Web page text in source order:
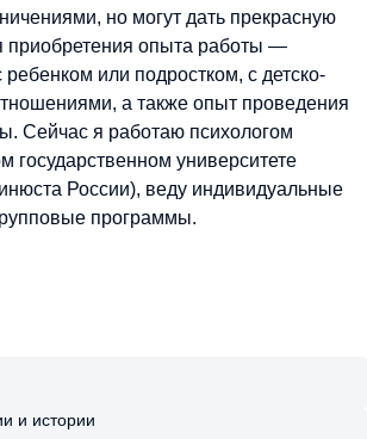
но могут дать прекрасную
приобретения опыта работы —
или подростком, с детско-
а также опыт проведения
Сейчас я работаю психологом
государственном университете
России), веду индивидуальные
программы.
и истории